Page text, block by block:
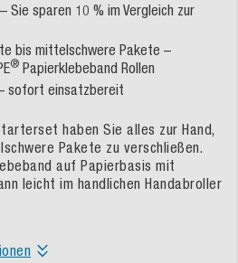
sparen 10 % im Vergleich zur
bis mittelschwere Pakete –
® Papierklebeband Rollen
sofort einsatzbereit
haben Sie alles zur Hand,
Pakete zu verschließen.
auf Papierbasis mit
leicht im handlichen Handabroller